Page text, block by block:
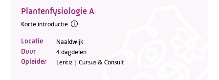
Plantenfysiologie A
Korte introductie
Locatie Naaldwijk
Duur 4 dagdelen
Opleider Lentiz | Cursus & Consult